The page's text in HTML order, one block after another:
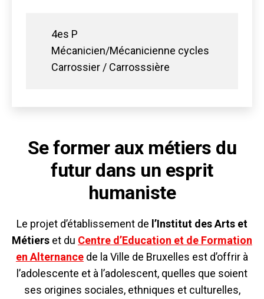
4es P
Mécanicien/Mécanicienne cycles
Carrossier / Carrosssière
Se former aux métiers du
futur dans un esprit
humaniste
Le projet d’établissement de l’Institut des Arts et
Métiers et du Centre d’Education et de Formation
en Alternance de la Ville de Bruxelles est d’offrir à
l’adolescente et à l’adolescent, quelles que soient
ses origines sociales, ethniques et culturelles,